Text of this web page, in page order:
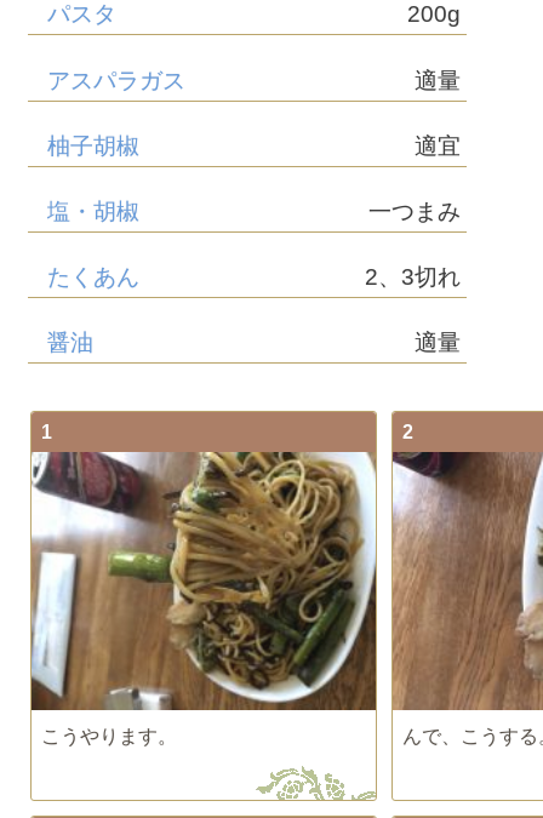
パスタ 200g
アスパラガス 適量
柚子胡椒 適宜
塩・胡椒 一つまみ
たくあん 2、3切れ
醤油 適量
1
こうやります。
2
んで、こうする